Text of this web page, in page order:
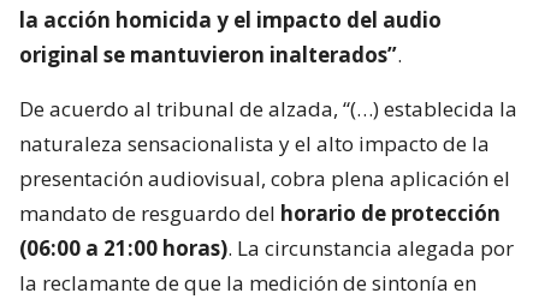
la acción homicida y el impacto del audio
original se mantuvieron inalterados”.
De acuerdo al tribunal de alzada, “(…) establecida la
naturaleza sensacionalista y el alto impacto de la
presentación audiovisual, cobra plena aplicación el
mandato de resguardo del horario de protección
(06:00 a 21:00 horas). La circunstancia alegada por
la reclamante de que la medición de sintonía en